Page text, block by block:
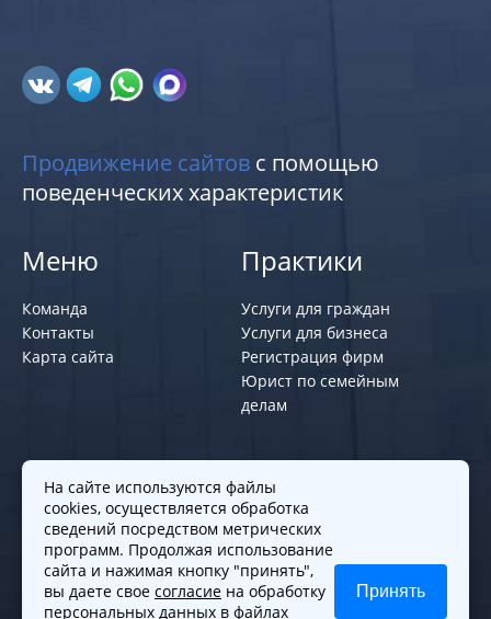
Продвижение сайтов с помощью
поведенческих характеристик
Меню
Команда
Контакты
Карта сайта
Практики
Услуги для граждан
Услуги для бизнеса
Регистрация фирм
Юрист по семейным
делам
Политики и правила
Политика обработки персональных
данных
Согласие на обработку cookies
Согласие на обработку персональных
На сайте используются файлы
cookies, осуществляется обработка
сведений посредством метрических
программ. Продолжая использование
сайта и нажимая кнопку "принять",
вы даете свое согласие на обработку
персональных данных в файлах
Принять